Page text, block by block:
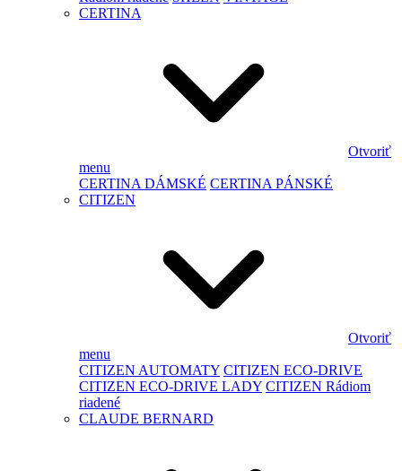
CERTINA
Otvoriť
menu
CERTINA DÁMSKÉ CERTINA PÁNSKÉ
CITIZEN
Otvoriť
menu
CITIZEN AUTOMATY CITIZEN ECO-DRIVE
CITIZEN ECO-DRIVE LADY CITIZEN Rádiom
riadené
CLAUDE BERNARD